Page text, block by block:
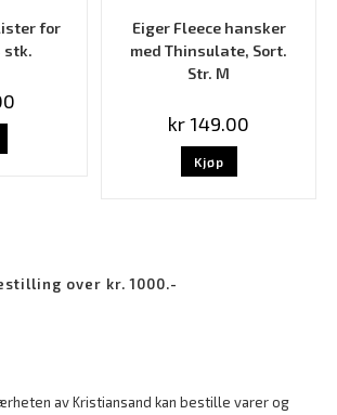
for
stk.
Eiger Fleece hansker
med Thinsulate, Sort.
Str. M
kr 149.00
Kjøp
over kr. 1000.-
av Kristiansand kan bestille varer og